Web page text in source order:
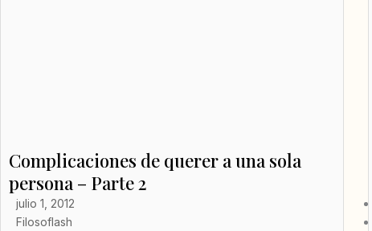
Complicaciones de querer a una sola
persona – Parte 2
julio 1, 2012
Filosoflash